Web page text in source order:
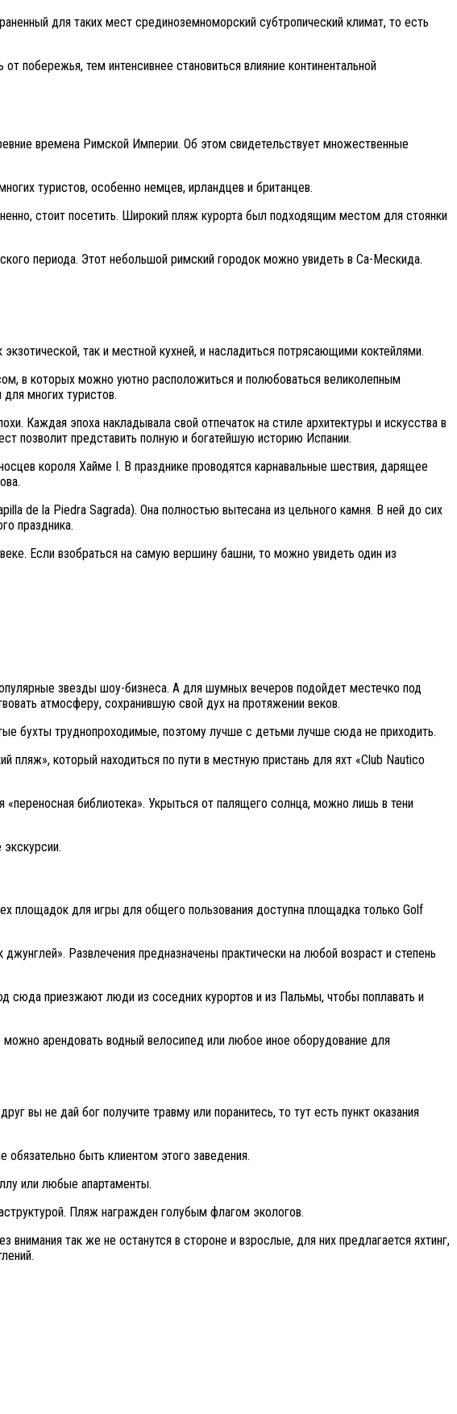
для таких мест срединоземноморский субтропический климат, то есть
побережья, тем интенсивнее становиться влияние континентальной
времена Римской Империи. Об этом свидетельствует множественные
туристов, особенно немцев, ирландцев и британцев.
стоит посетить. Широкий пляж курорта был подходящим местом для стоянки
периода. Этот небольшой римский городок можно увидеть в Са-Мескида.
так и местной кухней, и насладиться потрясающими коктейлями.
в которых можно уютно расположиться и полюбоваться великолепным
многих туристов.
Каждая эпоха накладывала свой отпечаток на стиле архитектуры и искусства в
позволит представить полную и богатейшую историю Испании.
короля Хайме I. В празднике проводятся карнавальные шествия, дарящее
de la Piedra Sagrada). Она полностью вытесана из цельного камня. В ней до сих
праздника.
Если взобраться на самую вершину башни, то можно увидеть один из
звезды шоу-бизнеса. А для шумных вечеров подойдет местечко под
атмосферу, сохранившую свой дух на протяжении веков.
бухты труднопроходимые, поэтому лучше с детьми лучше сюда не приходить.
который находиться по пути в местную пристань для яхт «Club Nautico
библиотека». Укрыться от палящего солнца, можно лишь в тени
площадок для игры для общего пользования доступна площадка только Golf
Развлечения предназначены практически на любой возраст и степень
сюда приезжают люди из соседних курортов и из Пальмы, чтобы поплавать и
можно арендовать водный велосипед или любое иное оборудование для
вы не дай бог получите травму или поранитесь, то тут есть пункт оказания
быть клиентом этого заведения.
или любые апартаменты.
Пляж награжден голубым флагом экологов.
так же не останутся в стороне и взрослые, для них предлагается яхтинг,